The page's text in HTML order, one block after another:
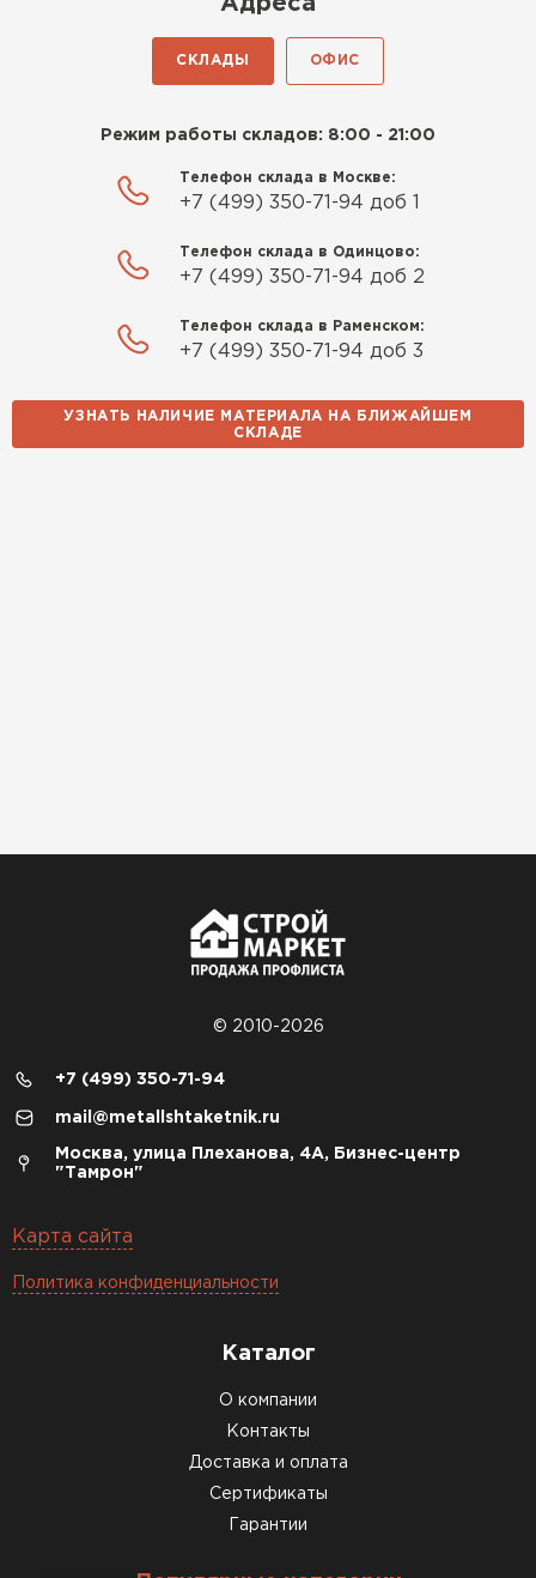
СКЛАДЫ ОФИС
Режим работы складов: 8:00 - 21:00
Телефон склада в Москве:
+7 (499) 350-71-94 доб 1
Телефон склада в Одинцово:
+7 (499) 350-71-94 доб 2
Телефон склада в Раменском:
+7 (499) 350-71-94 доб 3
УЗНАТЬ НАЛИЧИЕ МАТЕРИАЛА НА БЛИЖАЙШЕМ
СКЛАДЕ
© 2010-2026
+7 (499) 350-71-94
mail@metallshtaketnik.ru
Москва, улица Плеханова, 4А, Бизнес-центр
"Тамрон"
Карта сайта
Политика конфиденциальности
Каталог
О компании
Контакты
Доставка и оплата
Сертификаты
Гарантии